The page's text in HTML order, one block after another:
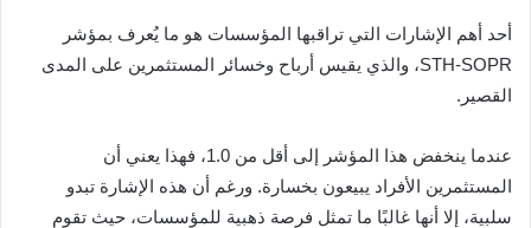
أحد أهم الإشارات التي تراقبها المؤسسات هو ما يُعرف بمؤشر
STH-SOPR، والذي يقيس أرباح وخسائر المستثمرين على المدى
القصير.
عندما ينخفض هذا المؤشر إلى أقل من 1.0، فهذا يعني أن
المستثمرين الأفراد يبيعون بخسارة. ورغم أن هذه الإشارة تبدو
سلبية، إلا أنها غالبًا ما تمثل فرصة ذهبية للمؤسسات، حيث تقوم